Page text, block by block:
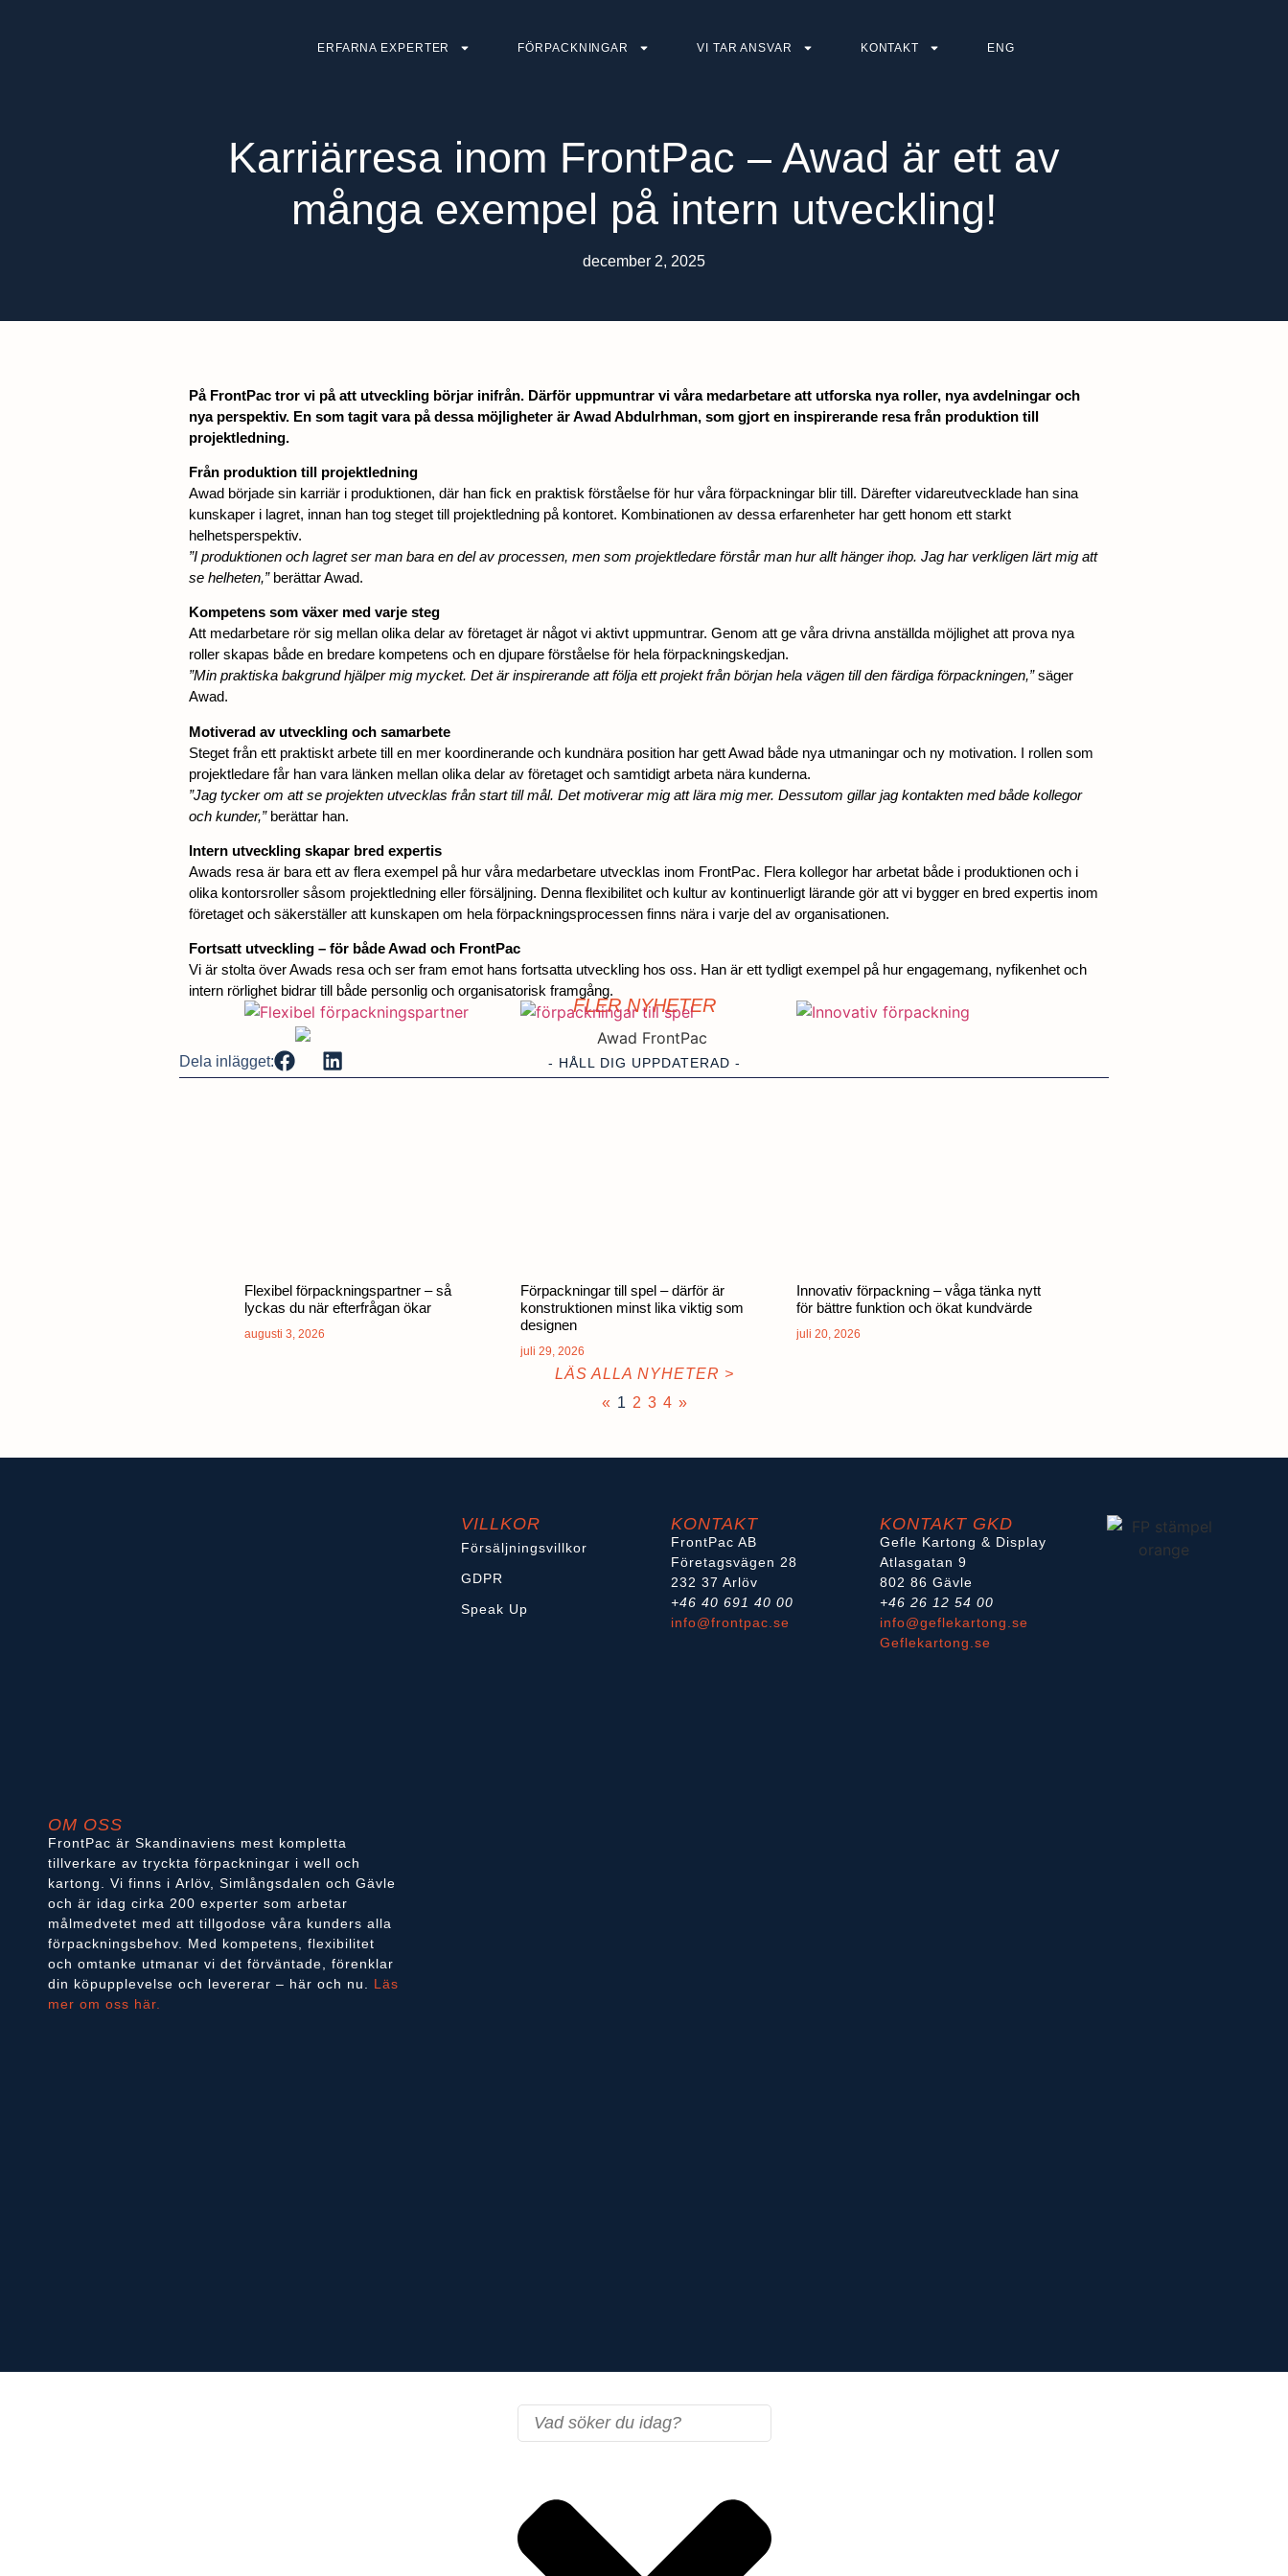
ERFARNA EXPERTER FÖRPACKNINGAR VI TAR ANSVAR KONTAKT ENG
Karriärresa inom FrontPac – Awad är ett av
många exempel på intern utveckling!
december 2, 2025
På FrontPac tror vi på att utveckling börjar inifrån. Därför uppmuntrar vi våra medarbetare att utforska nya roller, nya avdelningar och
nya perspektiv. En som tagit vara på dessa möjligheter är Awad Abdulrhman, som gjort en inspirerande resa från produktion till
projektledning.
Från produktion till projektledning
Awad började sin karriär i produktionen, där han fick en praktisk förståelse för hur våra förpackningar blir till. Därefter vidareutvecklade han sina
kunskaper i lagret, innan han tog steget till projektledning på kontoret. Kombinationen av dessa erfarenheter har gett honom ett starkt
helhetsperspektiv.
”I produktionen och lagret ser man bara en del av processen, men som projektledare förstår man hur allt hänger ihop. Jag har verkligen lärt mig att
se helheten,”berättar Awad.
Kompetens som växer med varje steg
Att medarbetare rör sig mellan olika delar av företaget är något vi aktivt uppmuntrar. Genom att ge våra drivna anställda möjlighet att prova nya
roller skapas både en bredare kompetens och en djupare förståelse för hela förpackningskedjan.
”Min praktiska bakgrund hjälper mig mycket. Det är inspirerande att följa ett projekt från början hela vägen till den färdiga förpackningen,”säger
Awad.
Motiverad av utveckling och samarbete
Steget från ett praktiskt arbete till en mer koordinerande och kundnära position har gett Awad både nya utmaningar och ny motivation. I rollen som
projektledare får han vara länken mellan olika delar av företaget och samtidigt arbeta nära kunderna.
”Jag tycker om att se projekten utvecklas från start till mål. Det motiverar mig att lära mig mer. Dessutom gillar jag kontakten med både kollegor
och kunder,”berättar han.
Intern utveckling skapar bred expertis
Awads resa är bara ett av flera exempel på hur våra medarbetare utvecklas inom FrontPac. Flera kollegor har arbetat både i produktionen och i
olika kontorsroller såsom projektledning eller försäljning. Denna flexibilitet och kultur av kontinuerligt lärande gör att vi bygger en bred expertis inom
företaget och säkerställer att kunskapen om hela förpackningsprocessen finns nära i varje del av organisationen.
Fortsatt utveckling – för både Awad och FrontPac
Vi är stolta över Awads resa och ser fram emot hans fortsatta utveckling hos oss. Han är ett tydligt exempel på hur engagemang, nyfikenhet och
intern rörlighet bidrar till både personlig och organisatorisk framgång.
Dela inlägget: - HÅLL DIG UPPDATERAD -
FLER NYHETER
Flexibel förpackningspartner – så
lyckas du när efterfrågan ökar
augusti 3, 2026
Förpackningar till spel – därför är
konstruktionen minst lika viktig som
designen
juli 29, 2026
Innovativ förpackning – våga tänka nytt
för bättre funktion och ökat kundvärde
juli 20, 2026
« 1 2 3 4 »
LÄS ALLA NYHETER >
OM OSS
FrontPac är Skandinaviens mest kompletta
tillverkare av tryckta förpackningar i well och
kartong. Vi finns i Arlöv, Simlångsdalen och Gävle
och är idag cirka 200 experter som arbetar
målmedvetet med att tillgodose våra kunders alla
förpackningsbehov. Med kompetens, flexibilitet
och omtanke utmanar vi det förväntade, förenklar
din köpupplevelse och levererar – här och nu. Läs
mer om oss här.
VILLKOR
Försäljningsvillkor
GDPR
Speak Up
KONTAKT
FrontPac AB
Företagsvägen 28
232 37 Arlöv
+46 40 691 40 00
info@frontpac.se
KONTAKT GKD
Gefle Kartong & Display
Atlasgatan 9
802 86 Gävle
+46 26 12 54 00
info@geflekartong.se
Geflekartong.se